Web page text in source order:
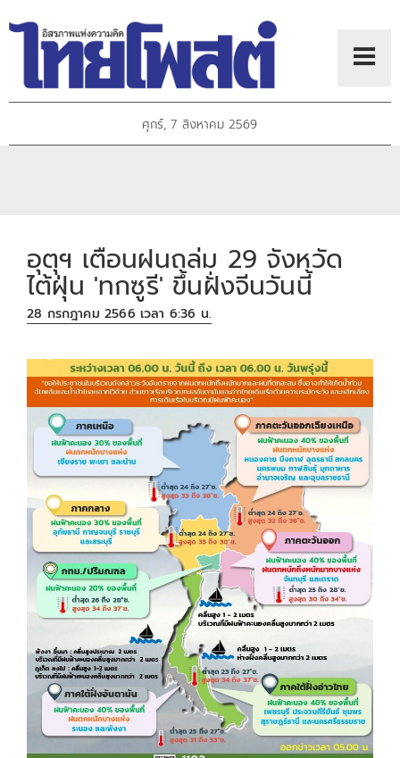
ศุกร์, 7 สิงหาคม 2569
อุตุฯ เตือนฝนถล่ม 29 จังหวัด
ไต้ฝุ่น 'ทกซูรี' ขึ้นฝั่งจีนวันนี้
28 กรกฎาคม 2566 เวลา 6:36 น.